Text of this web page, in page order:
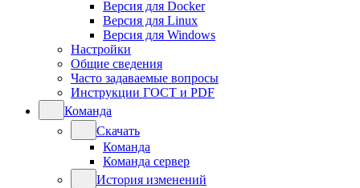
Версия для Docker
Версия для Linux
Версия для Windows
Настройки
Общие сведения
Часто задаваемые вопросы
Инструкции ГОСТ и PDF
Команда
Скачать
Команда
Команда сервер
История изменений